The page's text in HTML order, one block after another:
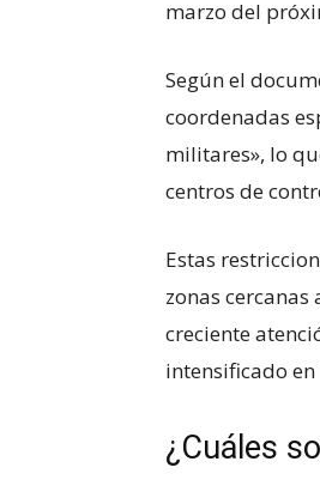
marzo del
Según el
coordenadas
militares», lo
centros de
Estas
zonas
creciente
intensificado
¿Cuáles